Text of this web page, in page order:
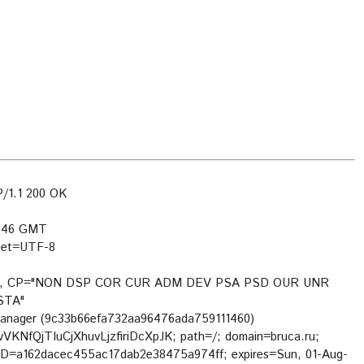
200 OK
GMT
8
DSP COR CUR ADM DEV PSA PSD OUR UNR
(9c33b66efa732aa96476ada759111460)
path=/; domain=bruca.ru;
expires=Sun, 01-Aug-